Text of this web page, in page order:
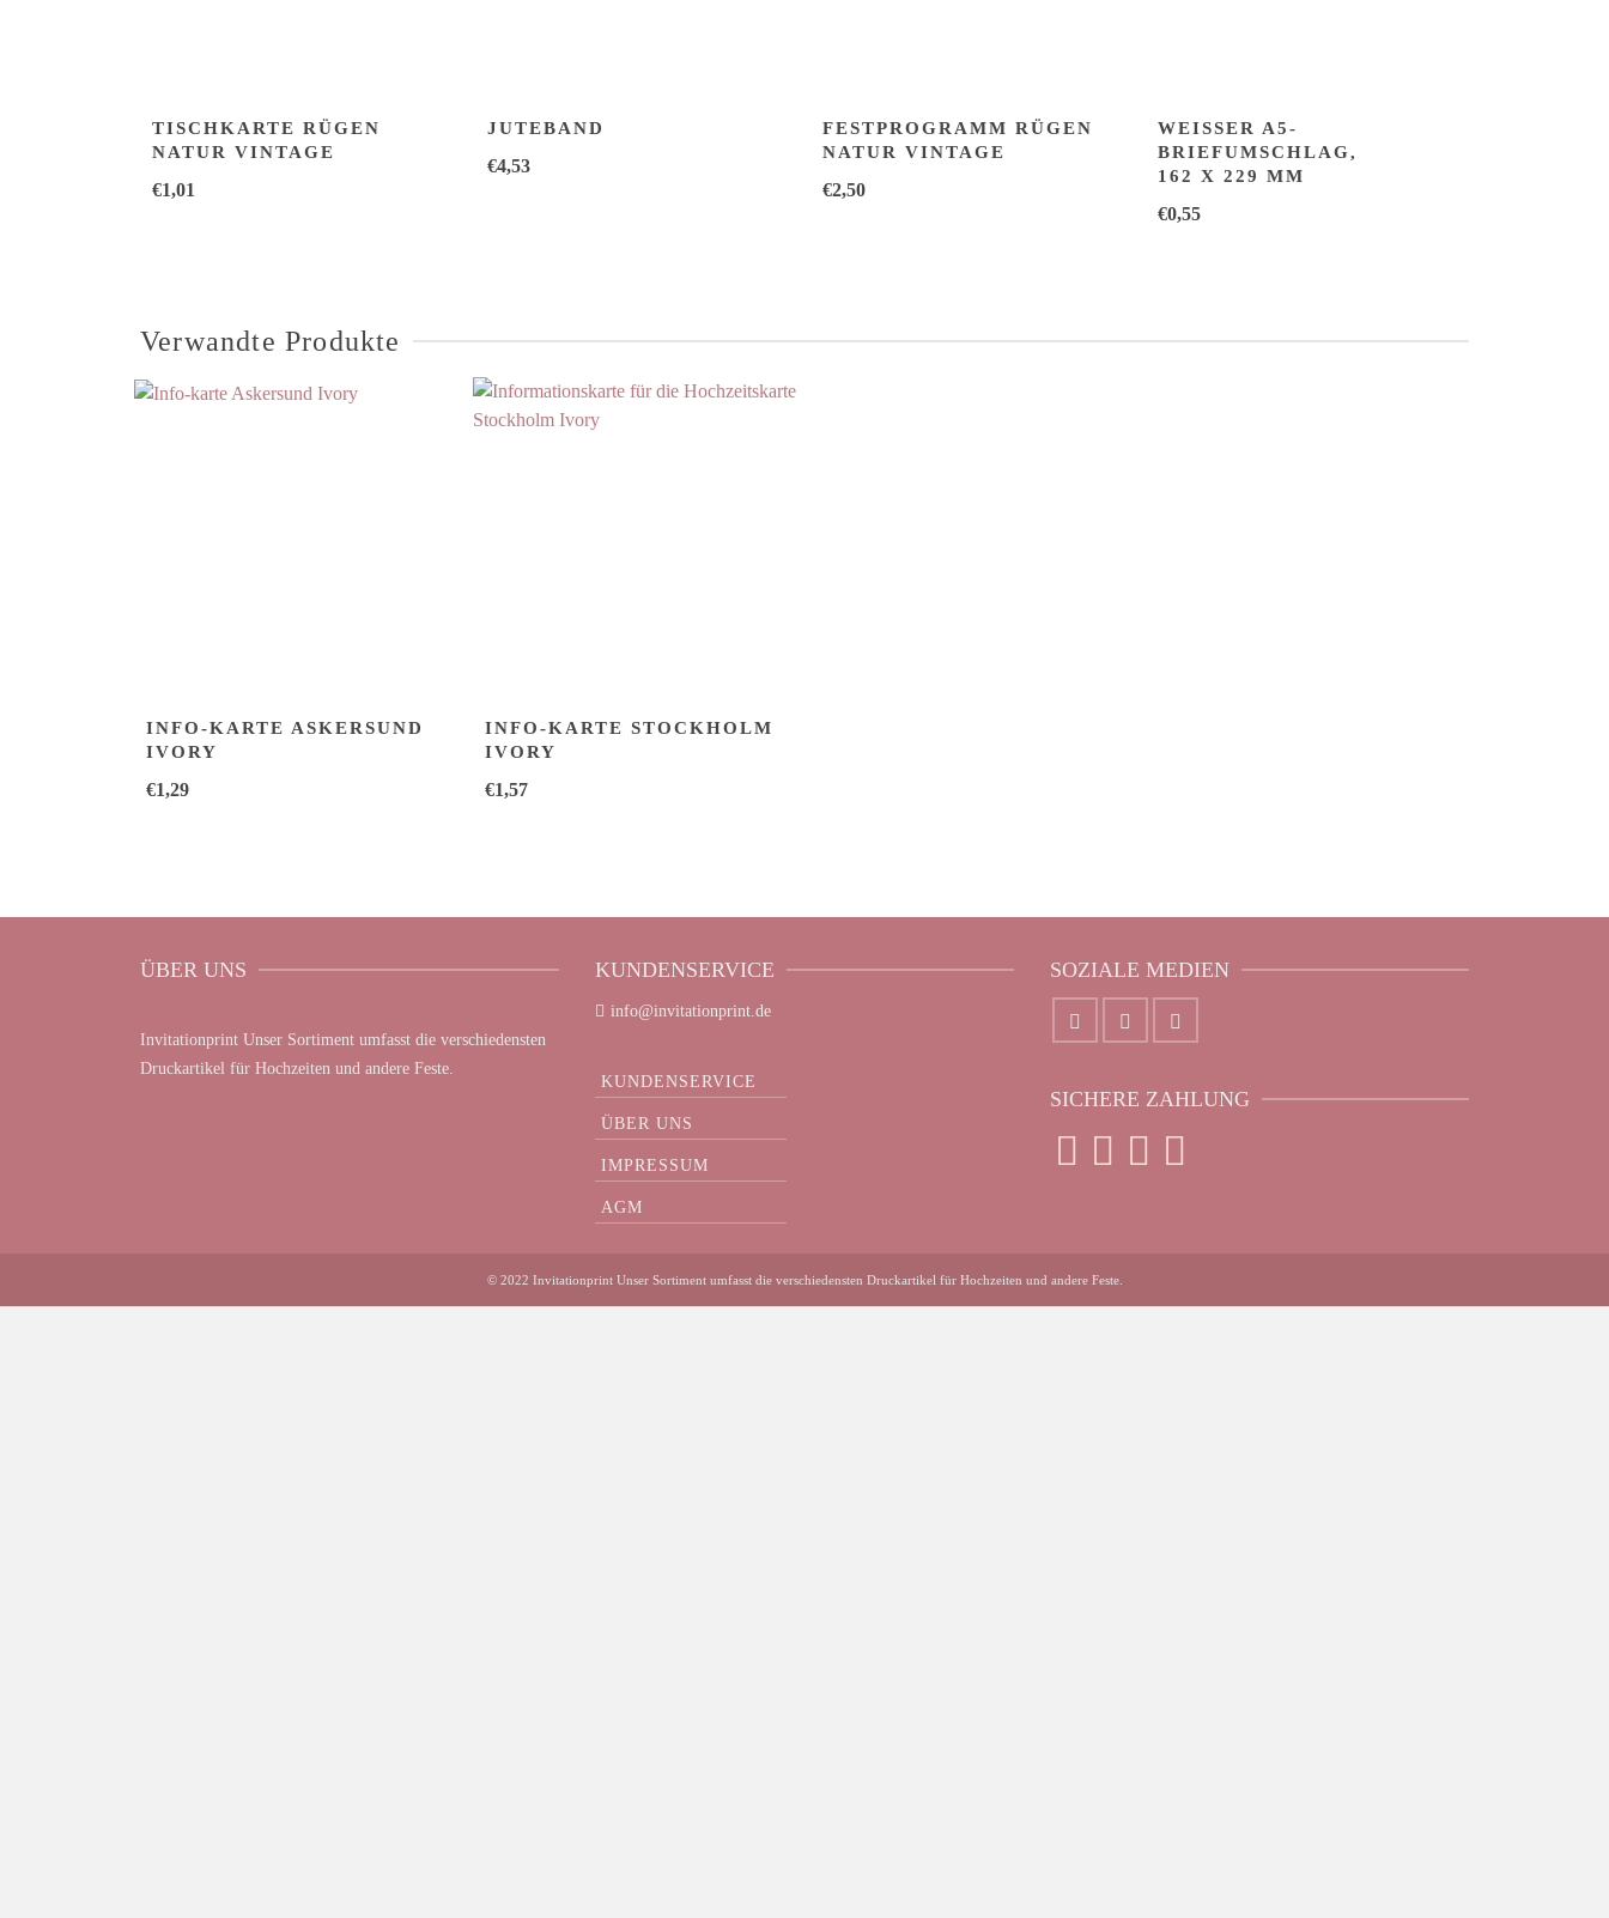
TISCHKARTE RÜGEN
NATUR VINTAGE
€1,01
JUTEBAND
€4,53
FESTPROGRAMM RÜGEN
NATUR VINTAGE
€2,50
WEISSER A5-B
RIEFUMSCHLAG, 1
62 X 229 MM
€0,55
Verwandte Produkte
INFO-KARTE ASKERSUND
IVORY
€1,29
INFO-KARTE STOCKHOLM
IVORY
€1,57
ÜBER UNS
Invitationprint Unser Sortiment umfasst die verschiedensten
Druckartikel für Hochzeiten und andere Feste.
KUNDENSERVICE
info@invitationprint.de
KUNDENSERVICE
ÜBER UNS
IMPRESSUM
AGM
SOZIALE MEDIEN
SICHERE ZAHLUNG
© 2022 Invitationprint Unser Sortiment umfasst die verschiedensten Druckartikel für Hochzeiten und andere Feste.